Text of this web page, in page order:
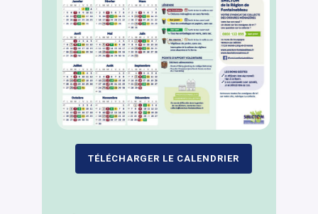
TÉLÉCHARGER LE CALENDRIER